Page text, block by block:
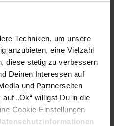
Techniken, um unsere
anzubieten, eine Vielzahl
diese stetig zu verbessern
Deinen Interessen auf
und Partnerseiten
„Ok“ willigst Du in die
Cookie-Einstellungen
Basis°Punkte: